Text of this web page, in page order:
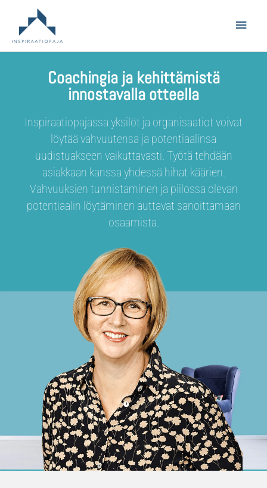
Coachingia ja kehittämistä
innostavalla otteella
Inspiraatiopajassa yksilöt ja organisaatiot voivat
löytää vahvuutensa ja potentiaalinsa
uudistuakseen vaikuttavasti. Työtä tehdään
asiakkaan kanssa yhdessä hihat käärien.
Vahvuuksien tunnistaminen ja piilossa olevan
potentiaalin löytäminen auttavat sanoittamaan
osaamista.